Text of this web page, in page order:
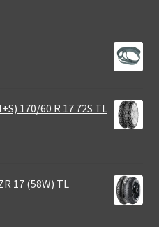
170/60 R 17 72S TL
17 (58W) TL